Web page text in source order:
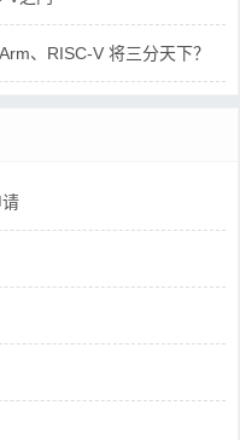
、RISC-V 将三分天下？